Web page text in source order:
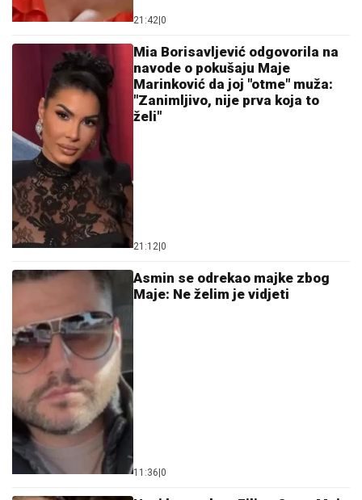
21:42 0
Mia Borisavljević odgovorila na
navode o pokušaju Maje
Marinković da joj "otme" muža:
"Zanimljivo, nije prva koja to
želi"
21:12 0
Asmin se odrekao majke zbog
Maje: Ne želim je vidjeti
11:36 0